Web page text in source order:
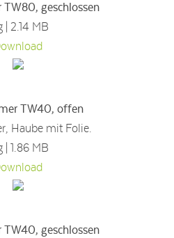
TW80, geschlossen
| 2.14 MB
TW40, offen
Haube mit Folie.
| 1.86 MB
TW40, geschlossen